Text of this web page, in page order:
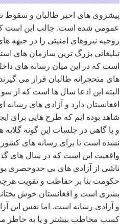
پیشروی های اخیر طالبان و سقوط
عمومی شده است. جالب این است که
روحیه نیروهای امنیتی را در جبهه
تبلیغاتی بزرگ ترین سازمان های
است که در این میان رسانه های
های متحجرانه طالبان قرار می
البته این ادعا سال ها است که از
افغانستان دارد و آزادی های
شاهد بوده ایم که طرح هایی برای
و یا گاهی در جلسات این گونه
نشده است تا برای رسانه های
واقعیت این است که در سال های
ناشی از آزادی های بی حدوحصری
حکومت بنا بر حفاظت و تقویت
بشری است و افغانستان خوش
و آزادی رسانه است. اما نفس این
کسب مخاطب بیشتر و یا به خاطر